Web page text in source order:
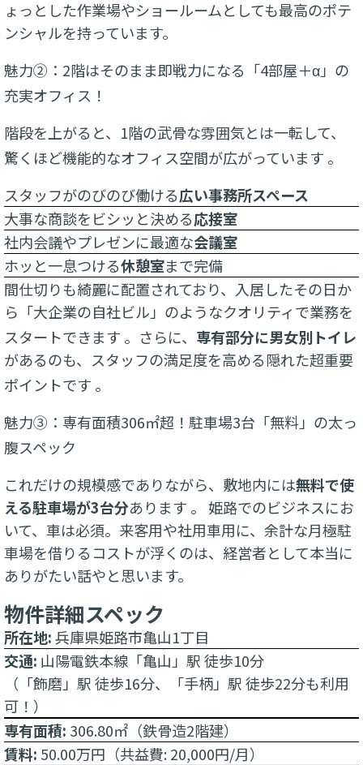
ょっとした作業場やショールームとしても最高のポテ
ンシャルを持っています。
魅力②：2階はそのまま即戦力になる「4部屋＋α」の
充実オフィス！
階段を上がると、1階の武骨な雰囲気とは一転して、
驚くほど機能的なオフィス空間が広がっています 。
スタッフがのびのび働ける広い事務所スペース
大事な商談をビシッと決める応接室
社内会議やプレゼンに最適な会議室
ホッと一息つける休憩室まで完備
間仕切りも綺麗に配置されており、入居したその日か
ら「大企業の自社ビル」のようなクオリティで業務を
スタートできます 。さらに、 専有部分に男女別トイレ
があるのも、スタッフの満足度を高める隠れた超重要
ポイントです 。
魅力③：専有面積306㎡超！駐車場3台「無料」の太っ
腹スペック
これだけの規模感でありながら、敷地内には無料で使
える駐車場が3台分あります 。 姫路でのビジネスにお
いて、車は必須。来客用や社用車用に、余計な月極駐
車場を借りるコストが浮くのは、経営者として本当に
ありがたい話やと思います。
物件詳細スペック
所在地:兵庫県姫路市亀山1丁目
交通: 山陽電鉄本線「亀山」駅 徒歩10分
（「飾磨」駅 徒歩16分、「手柄」駅 徒歩22分も利用
可！）
専有面積: 306.80㎡（鉄骨造2階建）
賃料: 50.00万円（共益費: 20,000円/月）